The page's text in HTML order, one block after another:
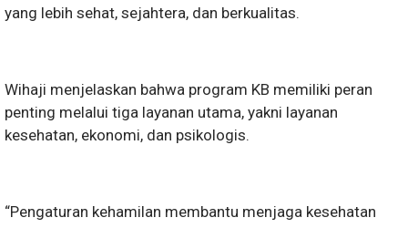
yang lebih sehat, sejahtera, dan berkualitas.
Wihaji menjelaskan bahwa program KB memiliki peran
penting melalui tiga layanan utama, yakni layanan
kesehatan, ekonomi, dan psikologis.
“Pengaturan kehamilan membantu menjaga kesehatan